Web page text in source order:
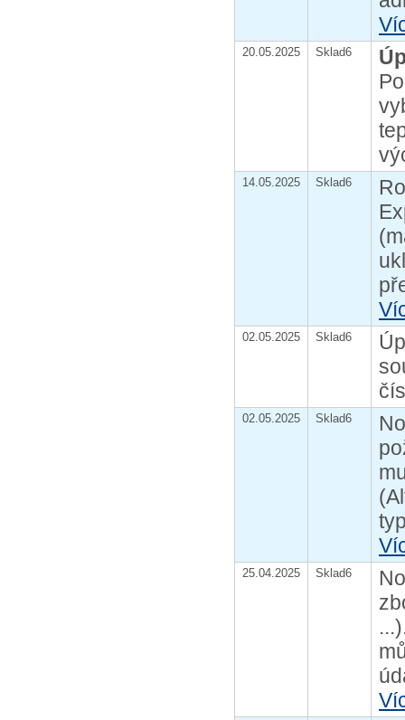
20.05.2025 Sklad6
14.05.2025 Sklad6
02.05.2025 Sklad6
02.05.2025 Sklad6
25.04.2025 Sklad6